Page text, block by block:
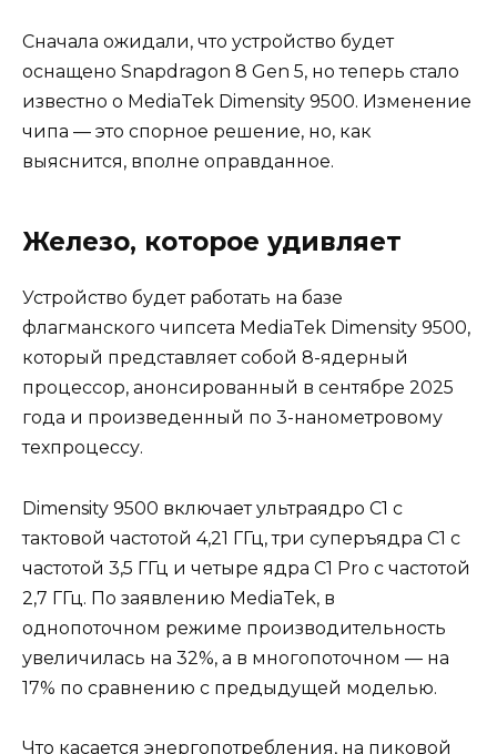
Сначала ожидали, что устройство будет
оснащено Snapdragon 8 Gen 5, но теперь стало
известно о MediaTek Dimensity 9500. Изменение
чипа — это спорное решение, но, как
выяснится, вполне оправданное.
Железо, которое удивляет
Устройство будет работать на базе
флагманского чипсета MediaTek Dimensity 9500,
который представляет собой 8-ядерный
процессор, анонсированный в сентябре 2025
года и произведенный по 3-нанометровому
техпроцессу.
Dimensity 9500 включает ультраядро C1 с
тактовой частотой 4,21 ГГц, три суперъядра C1 с
частотой 3,5 ГГц и четыре ядра C1 Pro с частотой
2,7 ГГц. По заявлению MediaTek, в
однопоточном режиме производительность
увеличилась на 32%, а в многопоточном — на
17% по сравнению с предыдущей моделью.
Что касается энергопотребления, на пиковой